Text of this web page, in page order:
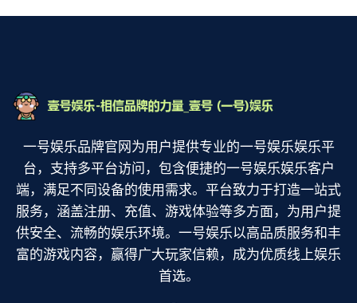
一号娱乐品牌官网为用户提供专业的一号娱乐娱乐平
台，支持多平台访问，包含便捷的一号娱乐娱乐客户
端，满足不同设备的使用需求。平台致力于打造一站式
服务，涵盖注册、充值、游戏体验等多方面，为用户提
供安全、流畅的娱乐环境。一号娱乐以高品质服务和丰
富的游戏内容，赢得广大玩家信赖，成为优质线上娱乐
首选。